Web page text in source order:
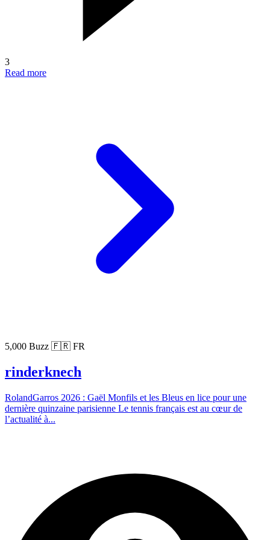
3
Read more
5,000 Buzz 🇫🇷 FR
rinderknech
RolandGarros 2026 : Gaël Monfils et les Bleus en lice pour une
dernière quinzaine parisienne Le tennis français est au cœur de
l’actualité à...